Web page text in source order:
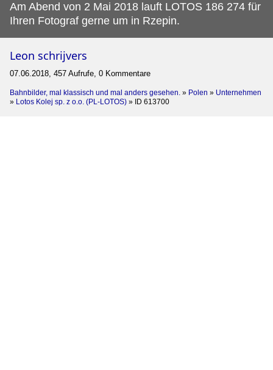
Am Abend von 2 Mai 2018 lauft LOTOS 186 274 für
Ihren Fotograf gerne um in Rzepin.
Leon schrijvers
07.06.2018, 457 Aufrufe, 0 Kommentare
Bahnbilder, mal klassisch und mal anders gesehen. » Polen » Unternehmen
» Lotos Kolej sp. z o.o. (PL-LOTOS) » ID 613700